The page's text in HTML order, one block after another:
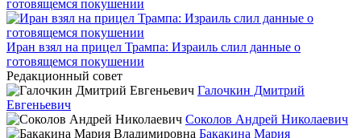
Иран взял на прицел Трампа: Израиль слил данные о
готовящемся покушении
Редакционный совет
Галочкин Дмитрий
Евгеньевич
Соколов Андрей Николаевич
Бакакина Мария